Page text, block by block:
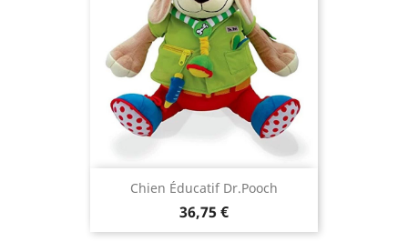
Chien Éducatif Dr.Pooch
36,75 €